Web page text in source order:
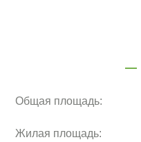
Общая площадь:
Жилая площадь: